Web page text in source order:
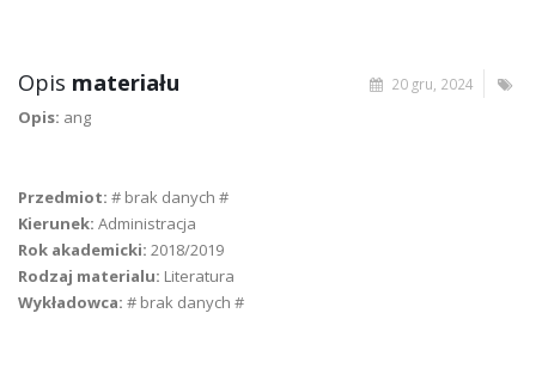
20 gru, 2024
Opis materiału
Opis: ang
Przedmiot: # brak danych #
Kierunek: Administracja
Rok akademicki: 2018/2019
Rodzaj materialu: Literatura
Wykładowca: # brak danych #